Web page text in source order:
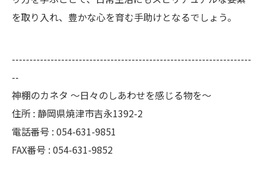
を取り入れ、豊かな心を育む手助けとなるでしょう。
--------------------------------------------------------------------
--
神棚のカネタ ～日々のしあわせを感じる物を～
住所 : 静岡県焼津市吉永1392-2
電話番号 : 054-631-9851
FAX番号 : 054-631-9852